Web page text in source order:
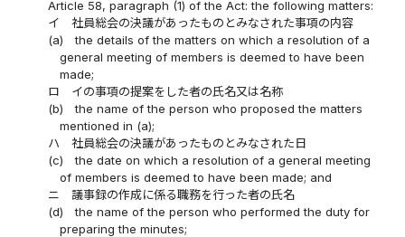
Article 58, paragraph (1) of the Act: the following matters:
イ
社員総会の決議があったものとみなされた事項の内容
(a)
the details of the matters on which a resolution of a
general meeting of members is deemed to have been
made;
ロ
イの事項の提案をした者の氏名又は名称
(b)
the name of the person who proposed the matters
mentioned in (a);
ハ
社員総会の決議があったものとみなされた日
(c)
the date on which a resolution of a general meeting
of members is deemed to have been made; and
ニ
議事録の作成に係る職務を行った者の氏名
(d)
the name of the person who performed the duty for
preparing the minutes;